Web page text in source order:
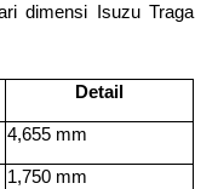
dimensi Isuzu Traga
Detail
4,655 mm
1,750 mm